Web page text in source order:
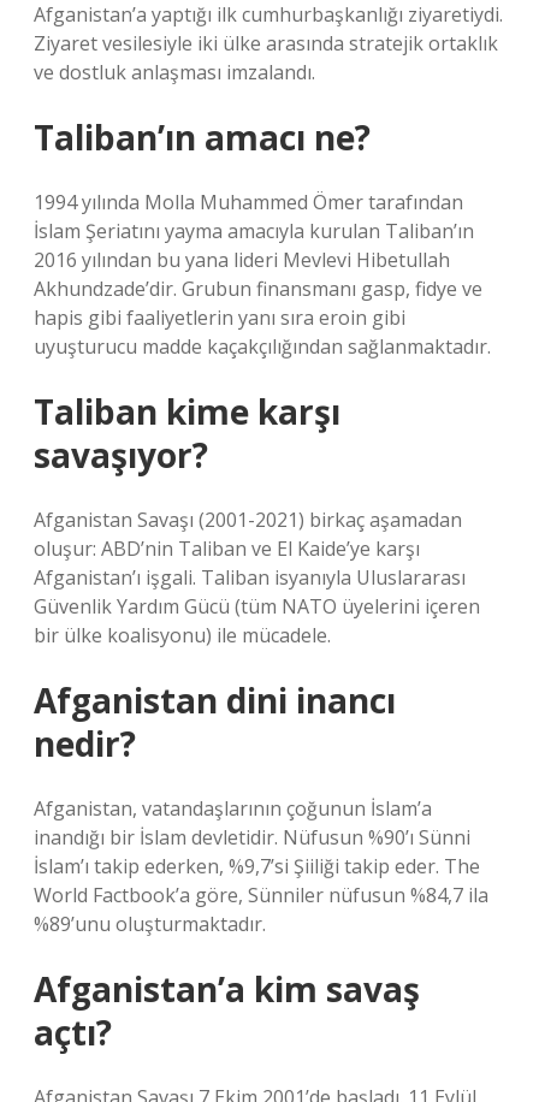
Afganistan’a yaptığı ilk cumhurbaşkanlığı ziyaretiydi.
Ziyaret vesilesiyle iki ülke arasında stratejik ortaklık
ve dostluk anlaşması imzalandı.
Taliban’ın amacı ne?
1994 yılında Molla Muhammed Ömer tarafından
İslam Şeriatını yayma amacıyla kurulan Taliban’ın
2016 yılından bu yana lideri Mevlevi Hibetullah
Akhundzade’dir. Grubun finansmanı gasp, fidye ve
hapis gibi faaliyetlerin yanı sıra eroin gibi
uyuşturucu madde kaçakçılığından sağlanmaktadır.
Taliban kime karşı
savaşıyor?
Afganistan Savaşı (2001-2021) birkaç aşamadan
oluşur: ABD’nin Taliban ve El Kaide’ye karşı
Afganistan’ı işgali. Taliban isyanıyla Uluslararası
Güvenlik Yardım Gücü (tüm NATO üyelerini içeren
bir ülke koalisyonu) ile mücadele.
Afganistan dini inancı
nedir?
Afganistan, vatandaşlarının çoğunun İslam’a
inandığı bir İslam devletidir. Nüfusun %90’ı Sünni
İslam’ı takip ederken, %9,7’si Şiiliği takip eder. The
World Factbook’a göre, Sünniler nüfusun %84,7 ila
%89’unu oluşturmaktadır.
Afganistan’a kim savaş
açtı?